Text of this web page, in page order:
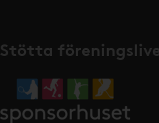
Stötta